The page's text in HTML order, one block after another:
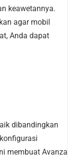
keawetannya.
agar mobil
Anda dapat
dibandingkan
membuat Avanza